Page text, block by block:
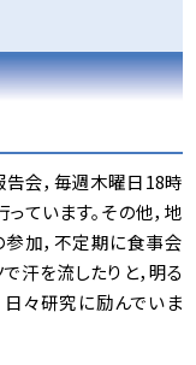
会，毎週木曜日18時
ています。その他，地
加，不定期に食事会
汗を流したりと，明る
日々研究に励んでいま